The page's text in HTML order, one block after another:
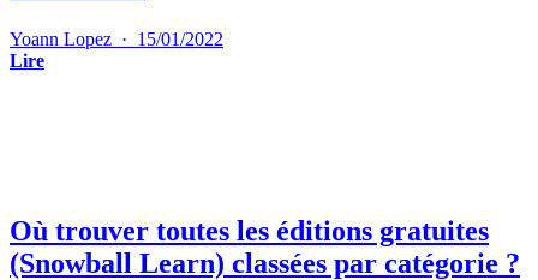
Yoann Lopez · 15/01/2022
Lire
Où trouver toutes les éditions gratuites
(Snowball Learn) classées par catégorie ?